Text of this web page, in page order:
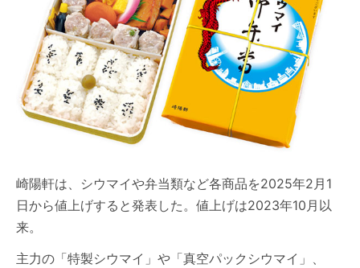
崎陽軒は、シウマイや弁当類など各商品を2025年2月1
日から値上げすると発表した。値上げは2023年10月以
来。
主力の「特製シウマイ」や「真空パックシウマイ」、